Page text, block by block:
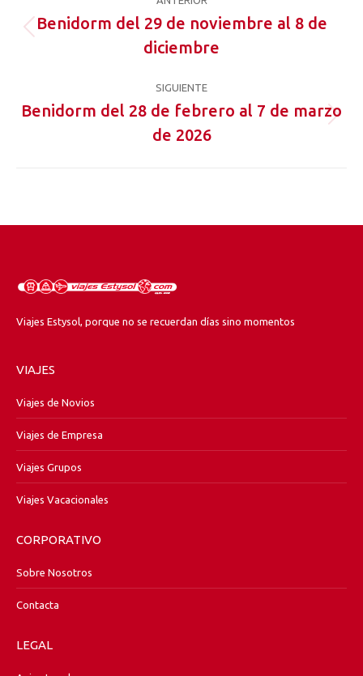
entre
proyectos
anterior
Benidorm del 29 de noviembre al 8 de
diciembre
SIGUIENTE
siguiente
Benidorm del 28 de febrero al 7 de marzo
de 2026
Viajes Estysol, porque no se recuerdan días sino momentos
VIAJES
Viajes de Novios
Viajes de Empresa
Viajes Grupos
Viajes Vacacionales
CORPORATIVO
Sobre Nosotros
Contacta
LEGAL